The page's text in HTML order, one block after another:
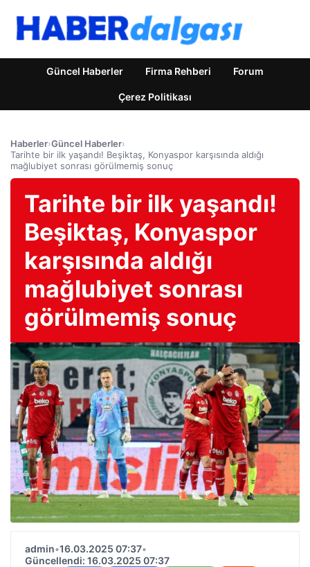
Güncel Haberler Firma Rehberi Forum
Çerez Politikası
Haberler›Güncel Haberler›
Tarihte bir ilk yaşandı! Beşiktaş, Konyaspor karşısında aldığı
mağlubiyet sonrası görülmemiş sonuç
Tarihte bir ilk yaşandı!
Beşiktaş, Konyaspor
karşısında aldığı
mağlubiyet sonrası
görülmemiş sonuç
admin•16.03.2025 07:37•
Güncellendi: 16.03.2025 07:37